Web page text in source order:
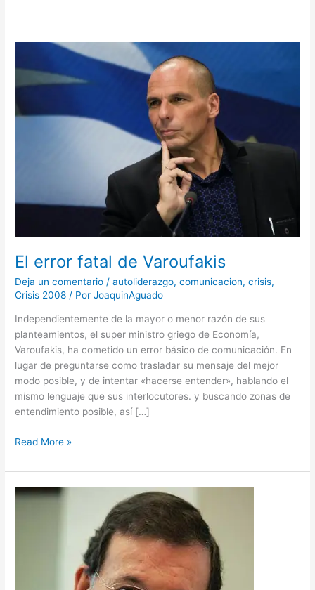
El error fatal de Varoufakis
Deja un comentario /autoliderazgo,comunicacion,crisis,
Crisis 2008 / PorJoaquinAguado
Independientemente de la mayor o menor razón de sus
planteamientos, el super ministro griego de Economía,
Varoufakis, ha cometido un error básico de comunicación. En
lugar de preguntarse como trasladar su mensaje del mejor
modo posible, y de intentar «hacerse entender», hablando el
mismo lenguaje que sus interlocutores. y buscando zonas de
entendimiento posible, así […]
Varoufakis
Read More »
La